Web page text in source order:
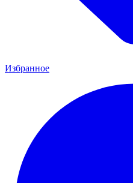
Избранное